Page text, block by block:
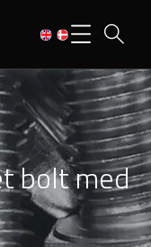
bolt med